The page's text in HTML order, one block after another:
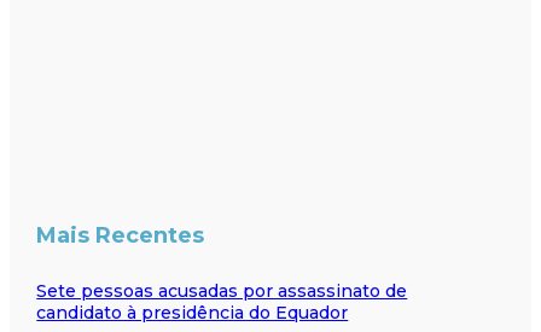
Mais Recentes
Sete pessoas acusadas por assassinato de
candidato à presidência do Equador